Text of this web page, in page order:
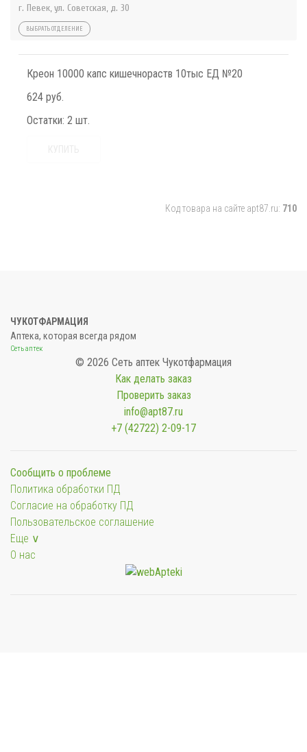
г. Певек, ул. Советская, д. 30
ВЫБРАТЬ ОТДЕЛЕНИЕ
Креон 10000 капс кишечнораств 10тыс ЕД №20
624 руб.
Остатки: 2 шт.
Код товара на сайте apt87.ru: 710
ЧУКОТФАРМАЦИЯ
Аптека, которая всегда рядом
Сеть аптек
© 2026 Сеть аптек Чукотфармация
Как делать заказ
Проверить заказ
info@apt87.ru
+7 (42722) 2-09-17
Сообщить о проблеме
Политика обработки ПД
Согласие на обработку ПД
Пользовательское соглашение
Еще ∨
О нас